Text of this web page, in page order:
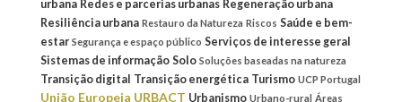
urbana Redes e parcerias urbanas Regeneração urbana
Resiliência urbana Restauro da Natureza Riscos Saúde e bem-
estar Segurança e espaço público Serviços de interesse geral
Sistemas de informação Solo Soluções baseadas na natureza
Transição digital Transição energética Turismo UCP Portugal
União Europeia URBACT Urbanismo Urbano-rural Áreas